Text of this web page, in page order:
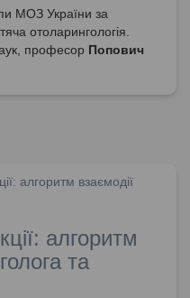
МОЗ України за
отоларингологія.
професор Попович
алгоритм взаємодії
алгоритм
та